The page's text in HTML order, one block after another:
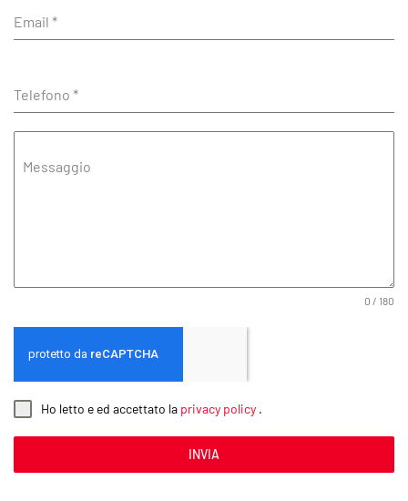
Email *
Telefono *
Messaggio
0 / 180
Ho letto e ed accettato la privacy policy .
INVIA